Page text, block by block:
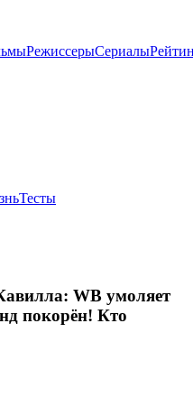
РежиссерыСериалы
Тесты
WB умоляет
покорён! Кто